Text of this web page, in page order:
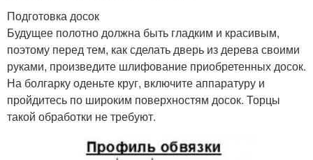
Подготовка досок
Будущее полотно должна быть гладким и красивым,
поэтому перед тем, как сделать дверь из дерева своими
руками, произведите шлифование приобретенных досок.
На болгарку оденьте круг, включите аппаратуру и
пройдитесь по широким поверхностям досок. Торцы
такой обработки не требуют.